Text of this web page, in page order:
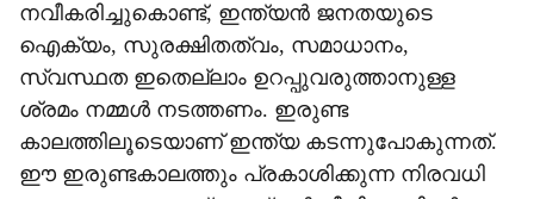
നവീകരിച്ചുകൊണ്ട്, ഇന്ത്യന്‍ ജനതയുടെ
ഐക്യം, സുരക്ഷിതത്വം, സമാധാനം,
സ്വസ്ഥത ഇതെല്ലാം ഉറപ്പുവരുത്താനുള്ള
ശ്രമം നമ്മള്‍ നടത്തണം. ഇരുണ്ട
കാലത്തിലൂടെയാണ് ഇന്ത്യ കടന്നുപോകുന്നത്.
ഈ ഇരുണ്ടകാലത്തും പ്രകാശിക്കുന്ന നിരവധി